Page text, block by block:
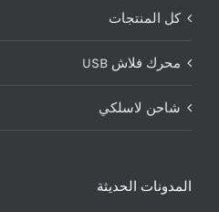
كل المنتجات
محرك فلاش USB
شاحن لاسلكي
المدونات الحديثة